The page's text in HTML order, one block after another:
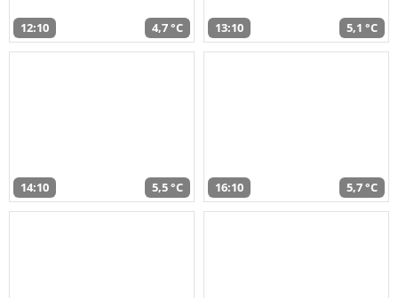
12:10 4,7 °C 13:10 5,1 °C
14:10 5,5 °C 16:10 5,7 °C